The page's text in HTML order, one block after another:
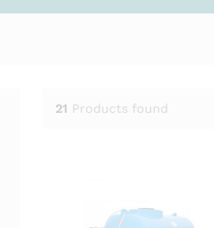
21 Products found